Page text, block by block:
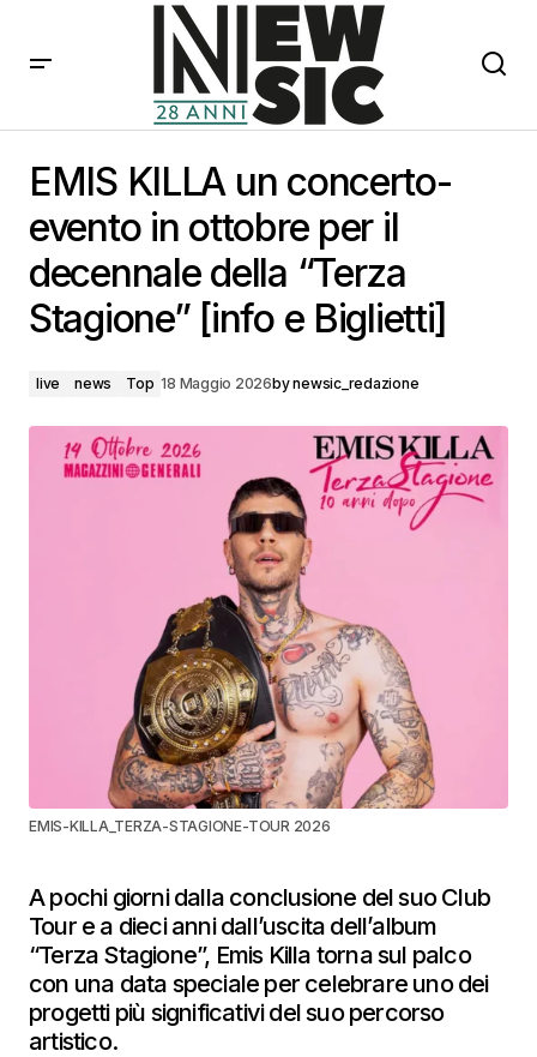
decennale della “Terza Stagione” [info e Biglietti]
EMIS KILLA un concerto-
evento in ottobre per il
decennale della “Terza
Stagione” [info e Biglietti]
live news Top 18 Maggio 2026bynewsic_redazione
EMIS-KILLA_TERZA-STAGIONE-TOUR 2026
A pochi giorni dalla conclusione del suo Club
Tour e a dieci anni dall’uscita dell’album
“Terza Stagione”, Emis Killa torna sul palco
con una data speciale per celebrare uno dei
progetti più significativi del suo percorso
artistico.